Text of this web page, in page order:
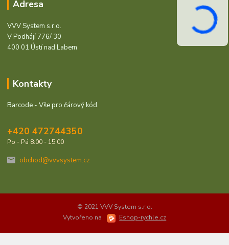
Adresa
VVV System s.r.o.
V Podhájí 776/ 30
400 01 Ústí nad Labem
Kontakty
Barcode - Vše pro čárový kód.
+420 472744350
Po - Pá 8:00 - 15:00
obchod@vvvsystem.cz
© 2021 VVV System s.r.o.
Vytvořeno na
Eshop-rychle.cz